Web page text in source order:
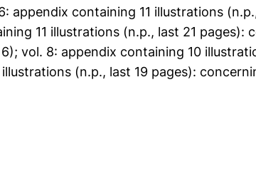
appendix containing 11 illustrations
11 illustrations (n.p., last 21 pages):
vol. 8: appendix containing 10
(n.p., last 19 pages):